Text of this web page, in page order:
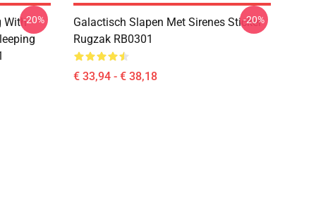
With-20%
Galactisch Slapen Met Sirenes Sticker
Rugzak RB0301
€ 33,94 - € 38,18
-20%